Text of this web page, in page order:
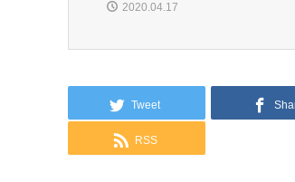
2020.04.17
Tweet
RSS